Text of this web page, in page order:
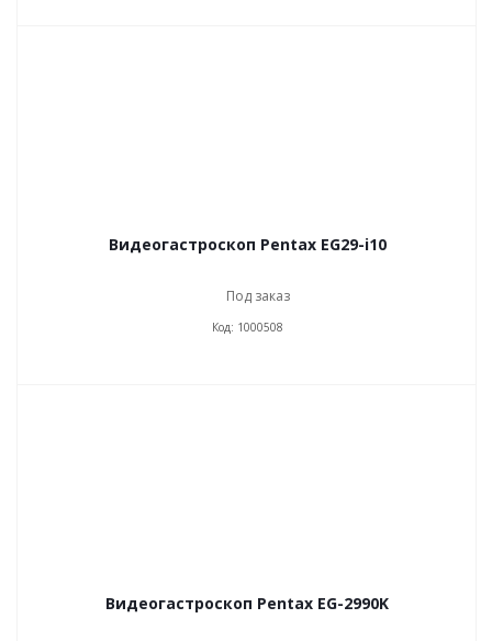
Видеогастроскоп Pentax EG29-i10
Под заказ
Код: 1000508
Видеогастроскоп Pentax EG-2990K